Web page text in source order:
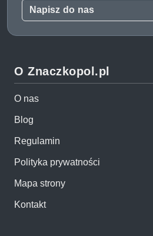
Napisz do nas
O Znaczkopol.pl
O nas
Blog
Regulamin
Polityka prywatności
Mapa strony
Kontakt